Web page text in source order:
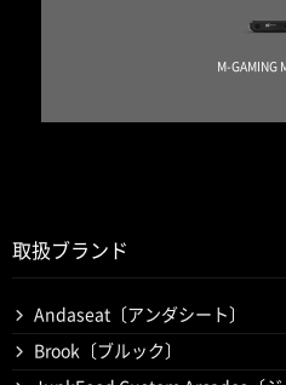
M-GAMING
取扱ブランド
Andaseat〔アンダシート〕
Brook〔ブルック〕